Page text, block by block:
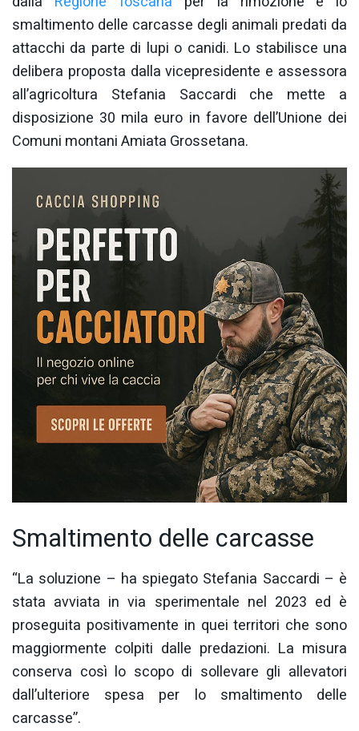
smaltimento delle carcasse degli animali predati da
attacchi da parte di lupi o canidi. Lo stabilisce una
delibera proposta dalla vicepresidente e assessora
all’agricoltura Stefania Saccardi che mette a
disposizione 30 mila euro in favore dell’Unione dei
Comuni montani Amiata Grossetana.
Smaltimento delle carcasse
“La soluzione – ha spiegato Stefania Saccardi – è
stata avviata in via sperimentale nel 2023 ed è
proseguita positivamente in quei territori che sono
maggiormente colpiti dalle predazioni. La misura
conserva così lo scopo di sollevare gli allevatori
dall’ulteriore spesa per lo smaltimento delle
carcasse”.